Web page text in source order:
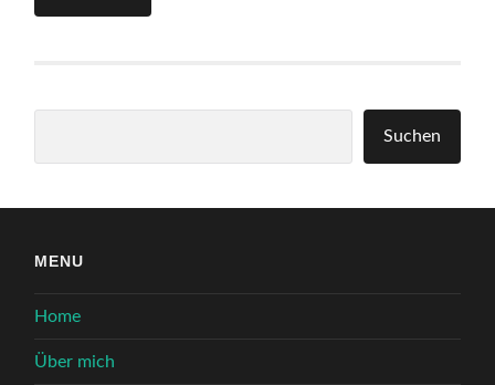
Suchen
MENU
Home
Über mich